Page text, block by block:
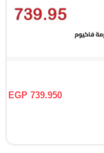
EGP 739.950